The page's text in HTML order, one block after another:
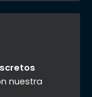
nuestra